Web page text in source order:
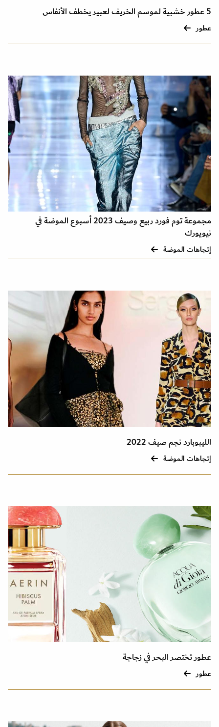
5 عطور خشبية لموسم الخريف لعبير يخطف الأنفاس
عطور
مجموعة توم فورد ربيع وصيف 2023 أسبوع الموضة في
نيويورك
إتجاهات الموضة
الليبوبارد نجم صيف 2022
إتجاهات الموضة
عطور تختصر البحر في زجاجة
عطور